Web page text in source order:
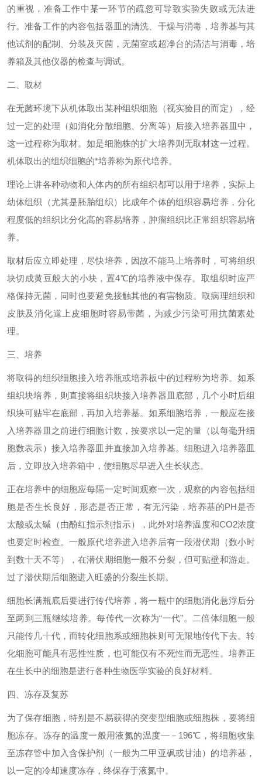
的重视，准备工作中某一环节的疏忽可导致实验失败或无法进
行。准备工作的内容包括器皿的清洗、干燥与消毒，培养基与其
他试剂的配制、分装及灭菌，无菌室或超净台的清洁与消毒，培
养箱及其他仪器的检查与调试。
二、取材
在无菌环境下从机体取出某种组织细胞（视实验目的而定），经
过一定的处理（如消化分散细胞、分离等）后接入培养器皿中，
这一过程称为取材。如是细胞株的扩大培养则无取材这一过程。
机体取出的组织细胞的*培养称为原代培养。
理论上讲各种动物和人体内的所有组织都可以用于培养，实际上
幼体组织（尤其是胚胎组织）比成年个体的组织容易培养，分化
程度低的组织比分化高的容易培养，肿瘤组织比正常组织容易培
养。
取材后应立即处理，尽快培养，因故不能马上培养时，可将组织
块切成黄豆般大的小块，置4℃的培养液中保存。取组织时应严
格保持无菌，同时也要避免接触其他的有害物质。取病理组织和
皮肤及消化道上皮细胞时容易带菌，为减少污染可用抗菌素处
理。
三、培养
将取得的组织细胞接入培养瓶或培养板中的过程称为培养。如系
组织块培养，则直接将组织块接入培养器皿底部，几个小时后组
织块可贴牢在底部，再加入培养基。如系细胞培养，一般应在接
入培养器皿之前进行细胞计数，按要求以一定的量（以每毫升细
胞数表示）接入培养器皿并直接加入培养基。细胞进入培养器皿
后，立即放入培养箱中，使细胞尽早进入生长状态。
正在培养中的细胞应每隔一定时间观察一次，观察的内容包括细
胞是否生长良好，形态是否正常，有无污染，培养基的PH是否
太酸或太碱（由酚红指示剂指示），此外对培养温度和CO2浓度
也要定时检查。一般原代培养进入培养后有一段潜伏期（数小时
到数十天不等），在潜伏期细胞一般不分裂，但可贴壁和游走。
过了潜伏期后细胞进入旺盛的分裂生长期。
细胞长满瓶底后要进行传代培养，将一瓶中的细胞消化悬浮后分
至两到三瓶继续培养。每传代一次称为“一代”。二倍体细胞一般
只能传几十代，而转化细胞系或细胞株则可无限地传代下去。转
化细胞可能具有恶性性质，也可能仅有不死性而无恶性。培养正
在生长中的细胞是进行各种生物医学实验的良好材料。
四、冻存及复苏
为了保存细胞，特别是不易获得的突变型细胞或细胞株，要将细
胞冻存。冻存的温度一般用液氮的温度—－196℃，将细胞收集
至冻存管中加入含保护剂（一般为二甲亚砜或甘油）的培养基，
以一定的冷却速度冻存，终保存于液氮中。